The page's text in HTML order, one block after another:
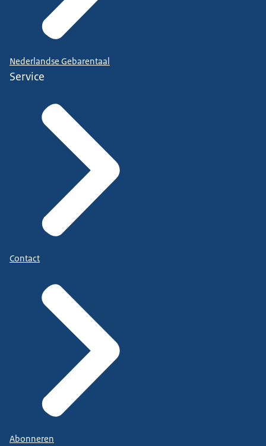
Nederlandse Gebarentaal
Service
Contact
Abonneren